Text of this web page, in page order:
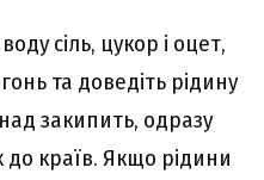
сіль, цукор і оцет,
та доведіть рідину
закипить, одразу
країв. Якщо рідини